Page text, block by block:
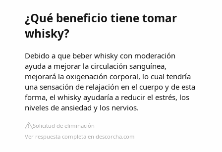
¿Qué beneficio tiene tomar
whisky?
Debido a que beber whisky con moderación
ayuda a mejorar la circulación sanguínea,
mejorará la oxigenación corporal, lo cual tendría
una sensación de relajación en el cuerpo y de esta
forma, el whisky ayudaría a reducir el estrés, los
niveles de ansiedad y los nervios.
Solicitud de eliminación
Ver respuesta completa en descorcha.com